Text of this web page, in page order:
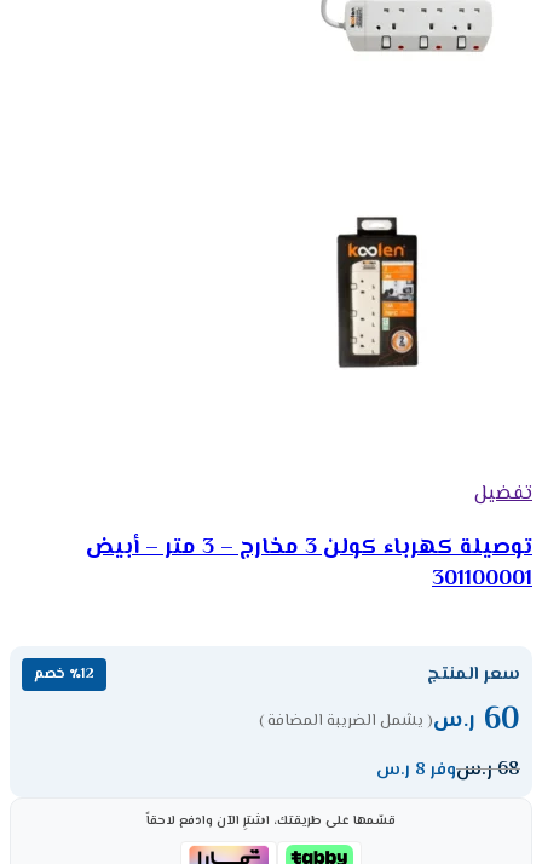
تفضيل
توصيلة كهرباء كولن 3 مخارج – 3 متر – أبيض
301100001
سعر المنتج ٪12 خصم
60 ر.س( يشمل الضريبة المضافة )
68ر.سوفر 8 ر.س
قسّمها على طريقتك، اشترِ الآن وادفع لاحقاً